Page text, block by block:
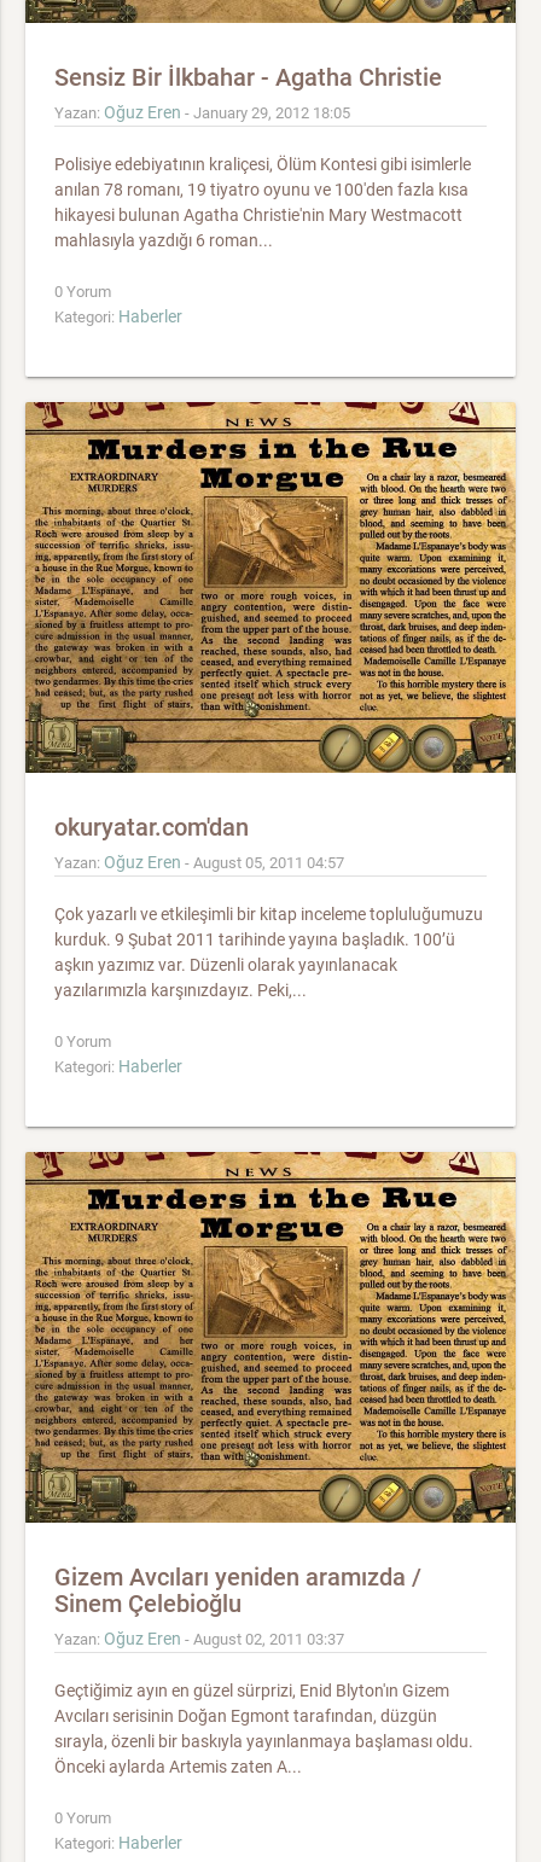
Sensiz Bir İlkbahar - Agatha Christie
Yazan: Oğuz Eren - January 29, 2012 18:05
Polisiye edebiyatının kraliçesi, Ölüm Kontesi gibi isimlerle
anılan 78 romanı, 19 tiyatro oyunu ve 100'den fazla kısa
hikayesi bulunan Agatha Christie'nin Mary Westmacott
mahlasıyla yazdığı 6 roman...
0 Yorum
Kategori: Haberler
okuryatar.com'dan
Yazan: Oğuz Eren - August 05, 2011 04:57
Çok yazarlı ve etkileşimli bir kitap inceleme topluluğumuzu
kurduk. 9 Şubat 2011 tarihinde yayına başladık. 100’ü
aşkın yazımız var. Düzenli olarak yayınlanacak
yazılarımızla karşınızdayız. Peki,...
0 Yorum
Kategori: Haberler
Gizem Avcıları yeniden aramızda /
Sinem Çelebioğlu
Yazan: Oğuz Eren - August 02, 2011 03:37
Geçtiğimiz ayın en güzel sürprizi, Enid Blyton'ın Gizem
Avcıları serisinin Doğan Egmont tarafından, düzgün
sırayla, özenli bir baskıyla yayınlanmaya başlaması oldu.
Önceki aylarda Artemis zaten A...
0 Yorum
Kategori: Haberler